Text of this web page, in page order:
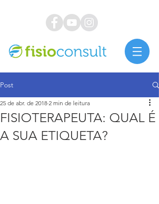
Post
FISIOTERAPEUTA: QUAL É
A SUA ETIQUETA?
25 de abr. de 2018 2 min de leitura